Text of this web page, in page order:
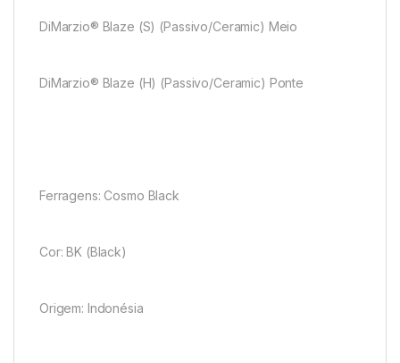
DiMarzio® Blaze (S) (Passivo/Ceramic) Meio
DiMarzio® Blaze (H) (Passivo/Ceramic) Ponte
Ferragens: Cosmo Black
Cor: BK (Black)
Origem: Indonésia